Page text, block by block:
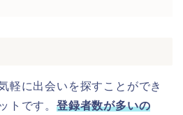
軽に出会いを探すことができ
トです。 登録者数が多いの